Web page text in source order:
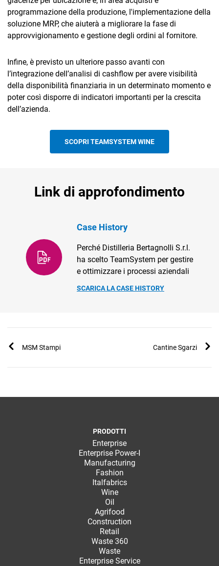
programmazione della produzione, l'implementazione della
soluzione MRP, che aiuterà a migliorare la fase di
approvvigionamento e gestione degli ordini al fornitore.
Infine, è previsto un ulteriore passo avanti con
l’integrazione dell’analisi di cashflow per avere visibilità
della disponibilità finanziaria in un determinato momento e
poter così disporre di indicatori importanti per la crescita
dell’azienda.
SCOPRI TEAMSYSTEM WINE
Link di approfondimento
Case History
Perché Distilleria Bertagnolli S.r.l.
ha scelto TeamSystem per gestire
e ottimizzare i processi aziendali
SCARICA LA CASE HISTORY
MSM Stampi Cantine Sgarzi
PRODOTTI
Enterprise
Enterprise Power-I
Manufacturing
Fashion
Italfabrics
Wine
Oil
Agrifood
Construction
Retail
Waste 360
Waste
Enterprise Service